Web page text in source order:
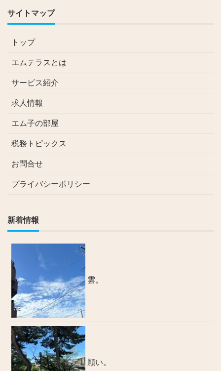
サイトマップ
トップ
エムテラスとは
サービス紹介
求人情報
エム子の部屋
税務トピックス
お問合せ
プライバシーポリシー
新着情報
雲。
願い。